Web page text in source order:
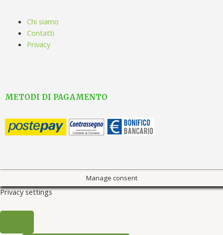
Chi siamo
Contatti
Privacy
METODI DI PAGAMENTO
Manage consent
Privacy settings